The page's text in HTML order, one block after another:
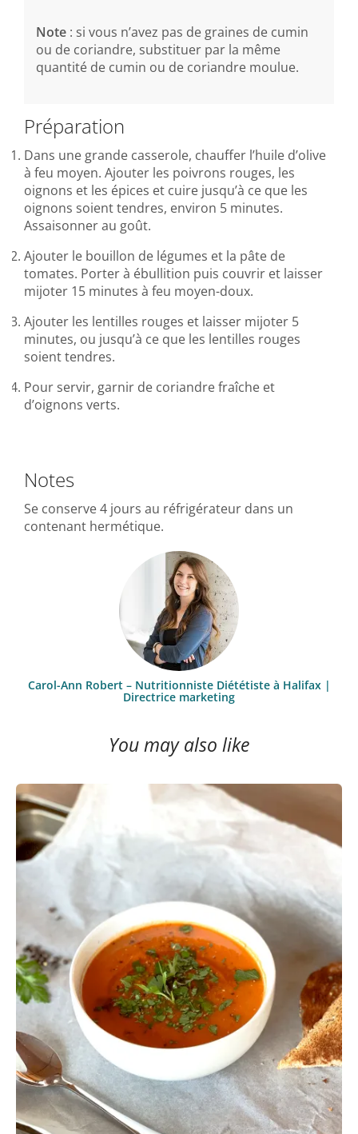
Note : si vous n’avez pas de graines de cumin
ou de coriandre, substituer par la même
quantité de cumin ou de coriandre moulue.
Préparation
Dans une grande casserole, chauffer l’huile d’olive
à feu moyen. Ajouter les poivrons rouges, les
oignons et les épices et cuire jusqu’à ce que les
oignons soient tendres, environ 5 minutes.
Assaisonner au goût.
Ajouter le bouillon de légumes et la pâte de
tomates. Porter à ébullition puis couvrir et laisser
mijoter 15 minutes à feu moyen-doux.
Ajouter les lentilles rouges et laisser mijoter 5
minutes, ou jusqu’à ce que les lentilles rouges
soient tendres.
Pour servir, garnir de coriandre fraîche et
d’oignons verts.
Notes
Se conserve 4 jours au réfrigérateur dans un
contenant hermétique.
Carol-Ann Robert – Nutritionniste Diététiste à Halifax |
Directrice marketing
You may also like